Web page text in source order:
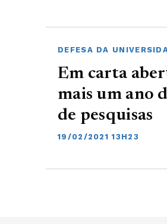
DEFESA DA
Em carta
mais um ano
de pesquisas
19/02/2021 13H23